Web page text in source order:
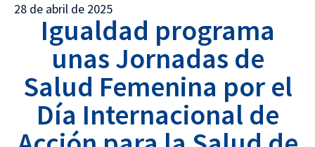
28 de abril de 2025
Igualdad programa
unas Jornadas de
Salud Femenina por el
Día Internacional de